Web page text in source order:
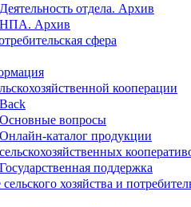
Деятельность отдела. Архив
НПА. Архив
сфера
кооперации
Back
Основные вопросы
Онлайн-каталог продукции
сельскохозяйственных
Государственная поддержка
хозяйства и